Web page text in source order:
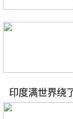
印度满世界绕